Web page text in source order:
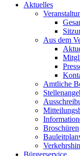
Aktuelles
Aus dem
Amtliche
Broschüren
Bürgerservice